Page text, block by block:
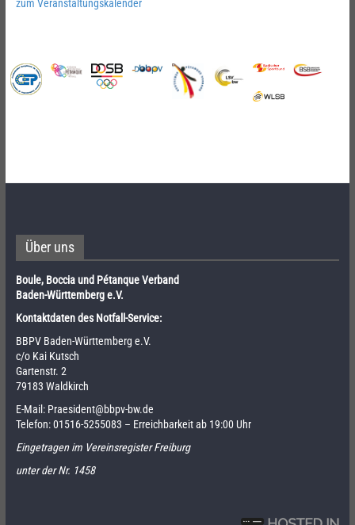
zum Veranstaltungskalender
Über uns
Boule, Boccia und Pétanque Verband
Baden-Württemberg e.V.
Kontaktdaten des Notfall-Service:
BBPV Baden-Württemberg e.V.
c/o Kai Kutsch
Gartenstr. 2
79183 Waldkirch
E-Mail: Praesident@bbpv-bw.de
Telefon:01516-5255083 – Erreichbarkeit ab 19:00 Uhr
Eingetragen im Vereinsregister Freiburg
unter der Nr. 1458